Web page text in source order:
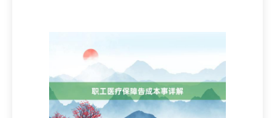
成。连年来，跟着医疗健康需求的不绝增长，
医疗器械行业迎来快速发缓期，大丰市集也徐
徐成为区域内的“医疗物质集散中心”。市集内
商户无边，既有大型批发商，也有袖珍个体狡
计者，变成了齐全的产业链条。 此外，市集还
戒备产物性量